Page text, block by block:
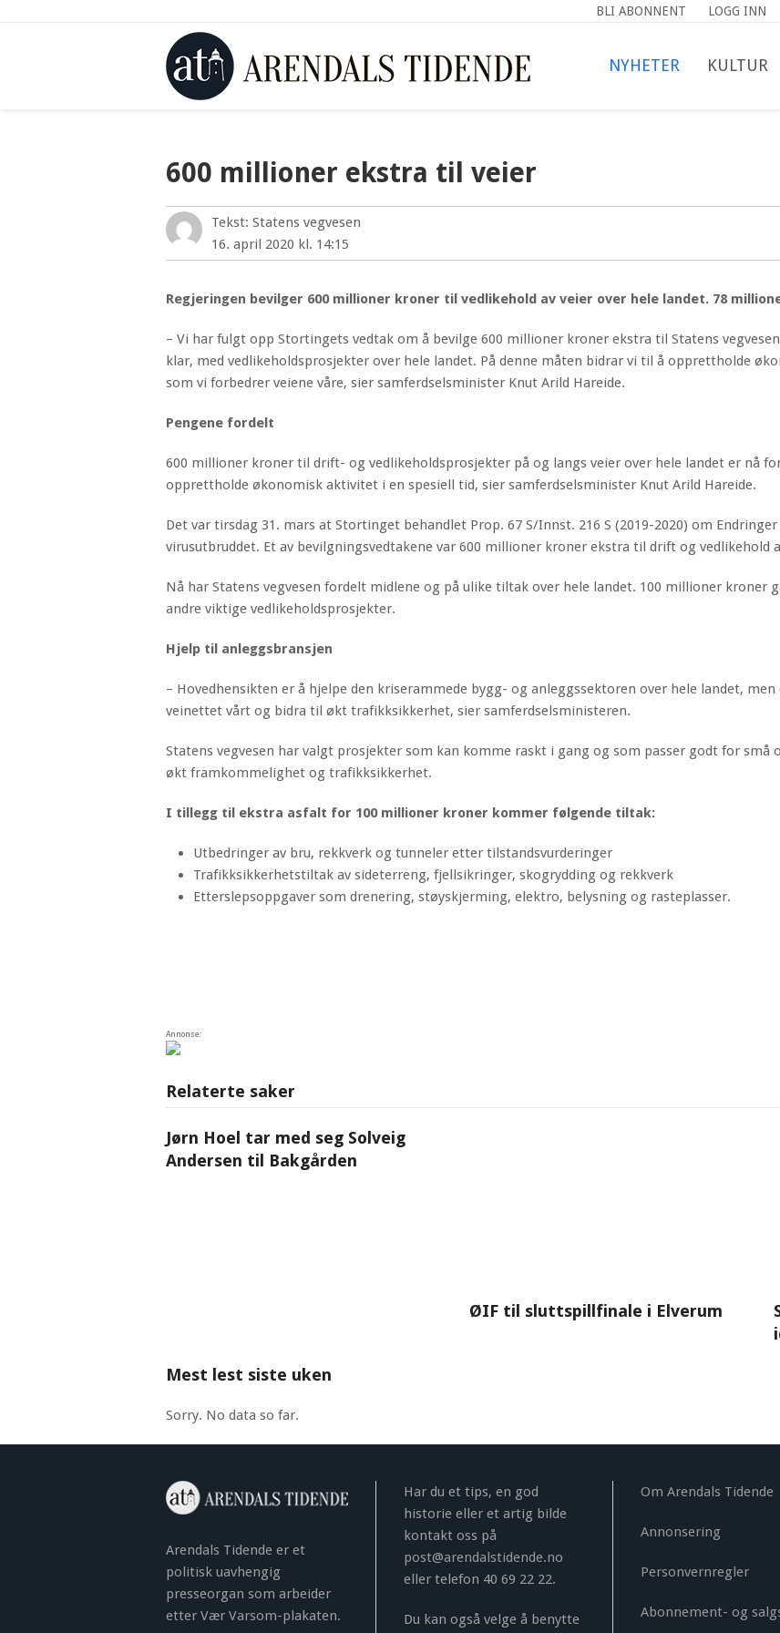
BLI ABONNENT LOGG INN
NYHETER KULTUR
600 millioner ekstra til veier
Tekst: Statens vegvesen
16. april 2020 kl. 14:15
Regjeringen bevilger 600 millioner kroner til vedlikehold av veier over hele landet. 78
– Vi har fulgt opp Stortingets vedtak om å bevilge 600 millioner kroner ekstra til Statens
klar, med vedlikeholdsprosjekter over hele landet. På denne måten bidrar vi til å opprettholde
som vi forbedrer veiene våre, sier samferdselsminister Knut Arild Hareide.
Pengene fordelt
600 millioner kroner til drift- og vedlikeholdsprosjekter på og langs veier over hele landet er nå
opprettholde økonomisk aktivitet i en spesiell tid, sier samferdselsminister Knut Arild Hareide.
Det var tirsdag 31. mars at Stortinget behandlet Prop. 67 S/Innst. 216 S (2019-2020) om
virusutbruddet. Et av bevilgningsvedtakene var 600 millioner kroner ekstra til drift og vedlikehold
Nå har Statens vegvesen fordelt midlene og på ulike tiltak over hele landet. 100 millioner
andre viktige vedlikeholdsprosjekter.
Hjelp til anleggsbransjen
– Hovedhensikten er å hjelpe den kriserammede bygg- og anleggssektoren over hele landet,
veinettet vårt og bidra til økt trafikksikkerhet, sier samferdselsministeren.
Statens vegvesen har valgt prosjekter som kan komme raskt i gang og som passer godt for
økt framkommelighet og trafikksikkerhet.
I tillegg til ekstra asfalt for 100 millioner kroner kommer følgende tiltak:
Utbedringer av bru, rekkverk og tunneler etter tilstandsvurderinger
Trafikksikkerhetstiltak av sideterreng, fjellsikringer, skogrydding og rekkverk
Etterslepsoppgaver som drenering, støyskjerming, elektro, belysning og rasteplasser.
Annonse:
Relaterte saker
Jørn Hoel tar med seg Solveig
Andersen til Bakgården
ØIF til sluttspillfinale i Elverum
Mest lest siste uken
Sorry. No data so far.
Arendals Tidende er et
politisk uavhengig
presseorgan som arbeider
etter Vær Varsom-plakaten.
Har du et tips, en god
historie eller et artig bilde
kontakt oss på
post@arendalstidende.no
eller telefon 40 69 22 22.
Du kan også velge å benytte
Om Arendals Tidende
Annonsering
Personvernregler
Abonnement- og